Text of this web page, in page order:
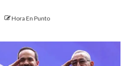
Hora En Punto